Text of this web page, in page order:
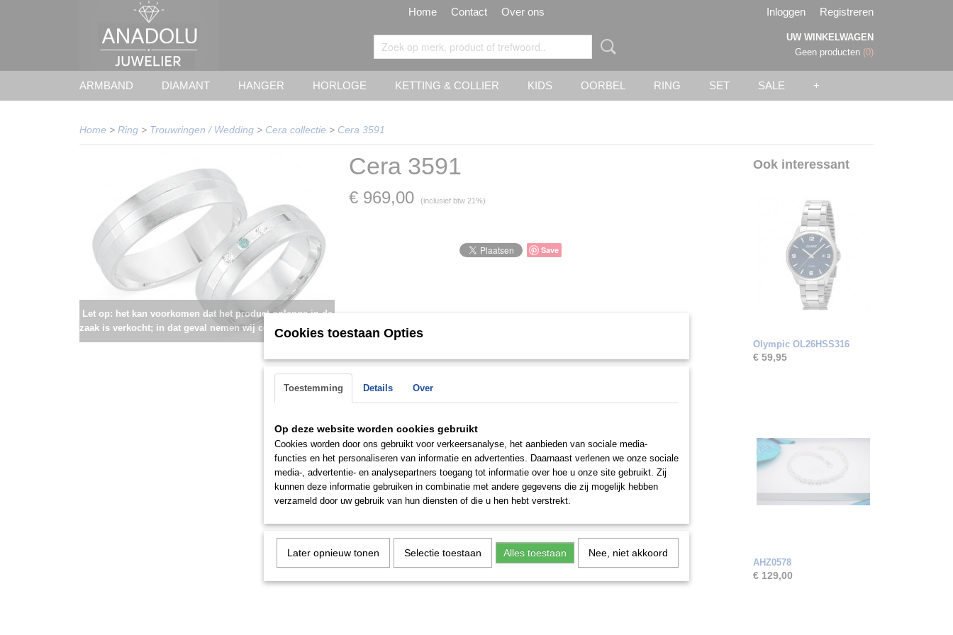
Home Contact Over ons Inloggen Registreren
UW WINKELWAGEN
Geen producten (0)
ARMBAND DIAMANT HANGER HORLOGE KETTING & COLLIER KIDS OORBEL RING SET SALE +
Home > Ring > Trouwringen / Wedding > Cera collectie > Cera 3591
Let op: het kan voorkomen dat het product onlangs in de
zaak is verkocht; in dat geval nemen wij contact met u op.
Cera 3591
€ 969,00 (inclusief btw 21%)
Save
Ook interessant
Olympic OL26HSS316
€ 59,95
AHZ0578
€ 129,00
Cookies toestaan Opties
Toestemming Details Over
Op deze website worden cookies gebruikt
Cookies worden door ons gebruikt voor verkeersanalyse, het aanbieden van sociale media-
functies en het personaliseren van informatie en advertenties. Daarnaast verlenen we onze sociale
media-, advertentie- en analysepartners toegang tot informatie over hoe u onze site gebruikt. Zij
kunnen deze informatie gebruiken in combinatie met andere gegevens die zij mogelijk hebben
verzameld door uw gebruik van hun diensten of die u hen hebt verstrekt.
Later opnieuw tonen Selectie toestaan Alles toestaan Nee, niet akkoord